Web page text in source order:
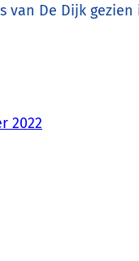
van De Dijk
2022